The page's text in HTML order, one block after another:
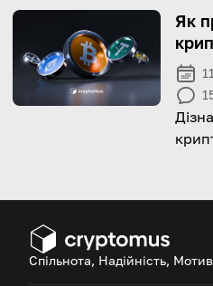
Як
Спільнота, Надійність,